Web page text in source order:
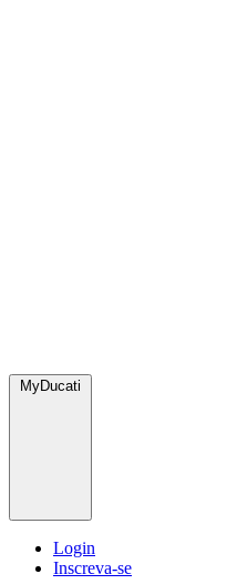
MyDucati
Login
Inscreva-se